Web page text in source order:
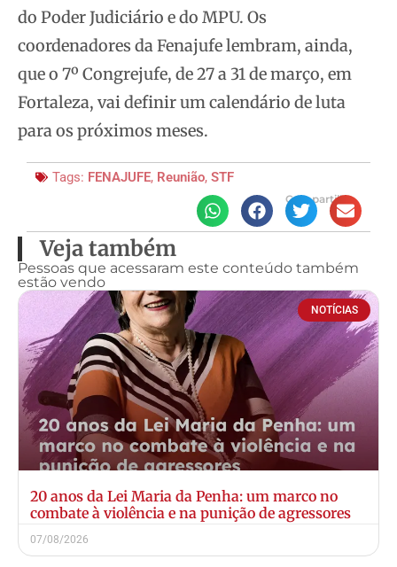
do Poder Judiciário e do MPU. Os
coordenadores da Fenajufe lembram, ainda,
que o 7º Congrejufe, de 27 a 31 de março, em
Fortaleza, vai definir um calendário de luta
para os próximos meses.
Tags: FENAJUFE, Reunião, STF
Compartilhe
Veja também
Pessoas que acessaram este conteúdo também
estão vendo
NOTÍCIAS
20 anos da Lei Maria da Penha: um marco no
combate à violência e na punição de agressores
07/08/2026